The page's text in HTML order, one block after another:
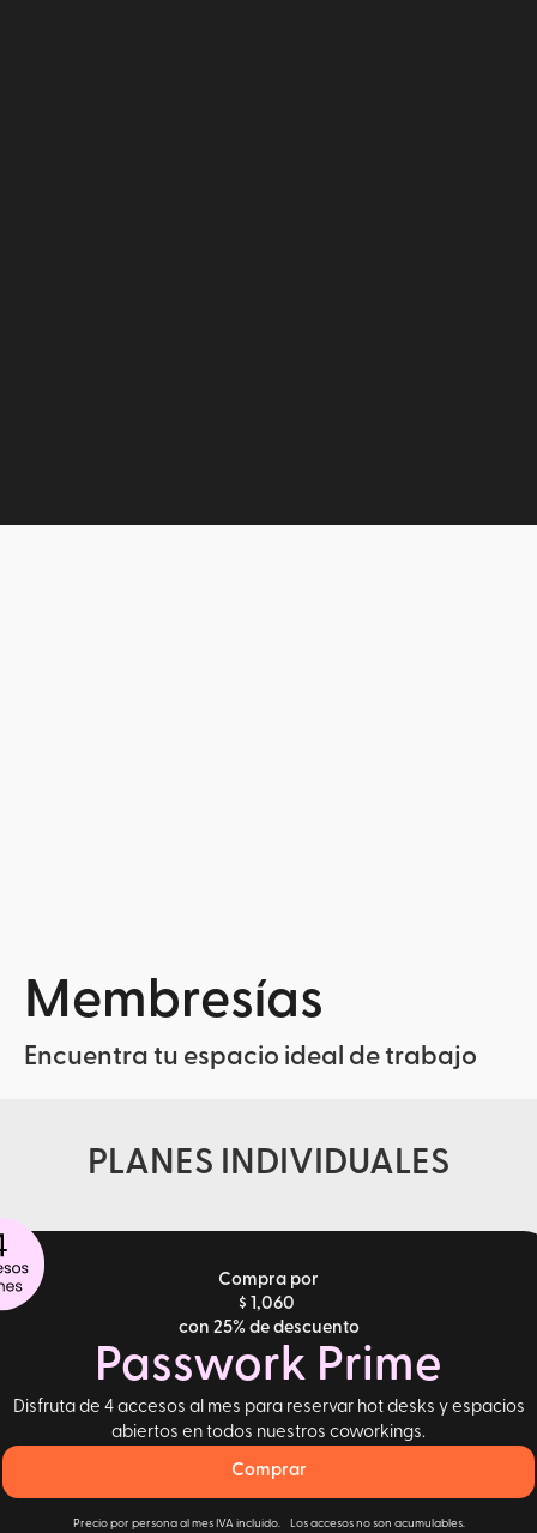
Membresías
Encuentra tu espacio ideal de trabajo
PLANES INDIVIDUALES
Compra por
$ 1,060
con 25% de descuento
Passwork Prime
Disfruta de 4 accesos al mes para reservar hot desks y espacios
abiertos en todos nuestros coworkings.
Comprar
Precio por persona al mes IVA incluido. Los accesos no son acumulables.